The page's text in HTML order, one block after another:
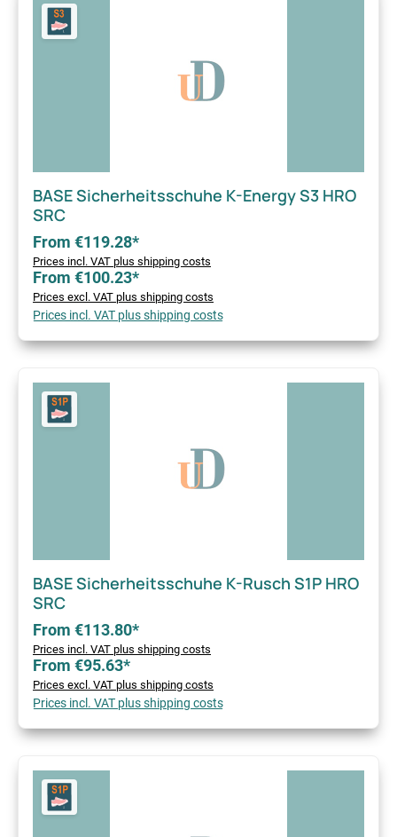
BASE Sicherheitsschuhe K-Energy S3 HRO
SRC
From €119.28*
Prices incl. VAT plus shipping costs
From €100.23*
Prices excl. VAT plus shipping costs
Prices incl. VAT plus shipping costs
BASE Sicherheitsschuhe K-Rusch S1P HRO
SRC
From €113.80*
Prices incl. VAT plus shipping costs
From €95.63*
Prices excl. VAT plus shipping costs
Prices incl. VAT plus shipping costs